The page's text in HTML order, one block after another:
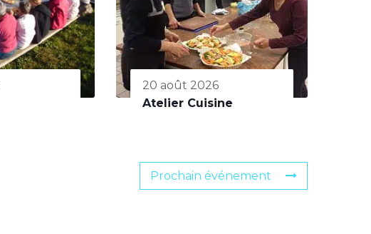
20 août 2026
Atelier Cuisine
Prochain événement